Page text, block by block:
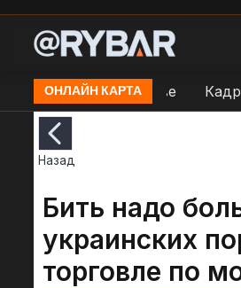
ОНЛАЙН КАРТА
ВСУ в Орехове
Назад
Бить надо
украинских
торговле по